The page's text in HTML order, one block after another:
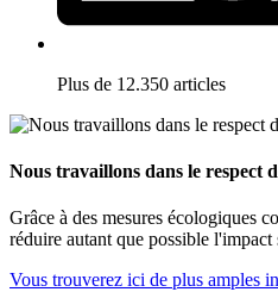
Plus de 12.350 articles
Nous travaillons dans le respect
Grâce à des mesures écologiques
réduire autant que possible
Vous trouverez ici de plus amples